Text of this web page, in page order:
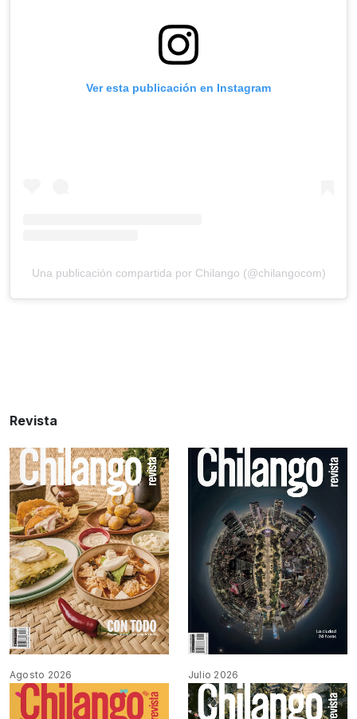
Ver esta publicación en Instagram
Una publicación compartida por Chilango (@chilangocom)
Revista
Agosto 2026 Julio 2026